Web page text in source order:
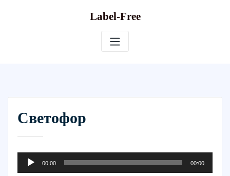
Label-Free
Светофор
Аудиоплеер
00:00 00:00